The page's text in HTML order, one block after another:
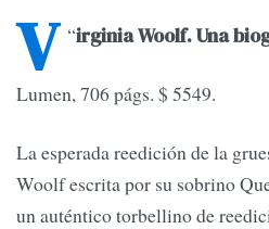
“
V irginia Woolf. Una
Lumen, 706 págs. $ 5549.
La esperada reedición de la
Woolf escrita por su sobrino
un auténtico torbellino de